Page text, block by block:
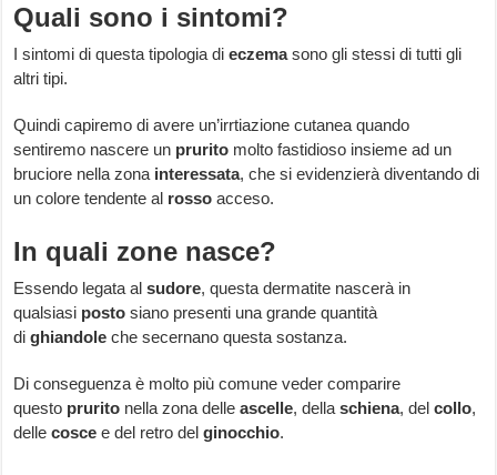
Quali sono i sintomi?
I sintomi di questa tipologia dieczemasono gli stessi di tutti gli
altri tipi.
Quindi capiremo di avere un’irrtiazione cutanea quando
sentiremo nascere un prurito molto fastidioso insieme ad un
bruciore nella zona interessata, che si evidenzierà diventando di
un colore tendente al rosso acceso.
In quali zone nasce?
Essendo legata alsudore, questa dermatite nascerà in
qualsiasi posto siano presenti una grande quantità
dighiandole che secernano questa sostanza.
Di conseguenza è molto più comune veder comparire
questo prurito nella zona delleascelle, dellaschiena, delcollo,
dellecosce e del retro delginocchio.